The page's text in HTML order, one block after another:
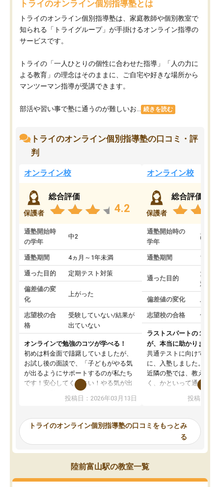
トライのオンライン個別指導塾とは
トライのオンライン個別指導塾は、家庭教師や個別教室で
知られる「トライグループ」が手掛けるオンライン指導の
サービスです。
トライの「一人ひとりの個性に合わせた指導」「人の力に
よる教育」の理念はそのままに、ご自宅や好きな場所から
マンツーマン指導が受講できます。
部活や習い事で塾に通うのが難しいお... 続きを読む
トライのオンライン個別指導塾の口コミ・評
判
オンライン校
保護者
総合評価
4.2
通塾開始時
の学年
中2
通塾期間 4ヵ月～1年未満
通った目的 定期テスト対策
偏差値の変
化
上がった
志望校の合
格
受験していない/結果が
出ていない
オンラインで勉強のコツが学べる！
初めは料金面で躊躇していましたが、
お試し後の面談で、「子どもがやる気
が出るようにサポートするのが私たち
です！安心してください！やる気が出
ないのは私たち講師の責任です」と言
ってくださり、確かに！と考えて、思
ったんですが、学生の先生から学ぶこ
み、徐々に成績が上がったらいいなと
思っていました。何が今足りないのか
を的確に指導いただき、子どももびっ
くりするほど楽しんでやる気を持って
塾を受けています。狙い通り、少しず
投稿日：2026年03月13日
オンライン校
保護者
総合評価
通塾開始時の
学年
高3
通塾期間 1～3
通った目的
大学
対策
偏差値の変化 上が
志望校の合格 合格
ラストスパートの１か月
が、本当に助かりました
共通テストに向けての追
に、入塾しました。田舎
近隣の塾では、教えても
く、かといって通うには
可能なので本当に助か
らないところをピンポイ
頂いて、とてもわかり
していました。一生を
スト、多少お金がかかっ
思い切って入塾してよか
投稿日：
トライのオンライン個別指導塾の口コミをもっとみ
る
陸前富山駅の教室一覧